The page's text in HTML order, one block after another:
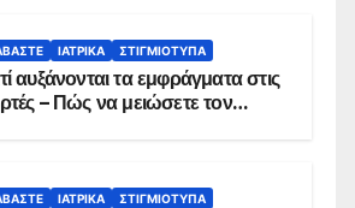
ΙΑΤΡΙΚΆ ΣΤΙΓΜΙΌΤΥΠΑ
αυξάνονται τα εμφράγματα στις
– Πώς να μειώσετε τον
ΙΑΤΡΙΚΆ ΣΤΙΓΜΙΌΤΥΠΑ